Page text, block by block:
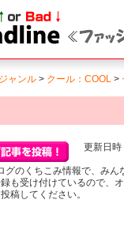
ャンル > クール：COOL >
更新日
グのくちこみ情報で、み
も受け付けているので、
稿してください。